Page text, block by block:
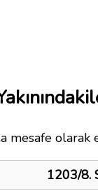
mesafe olarak
1203/8.